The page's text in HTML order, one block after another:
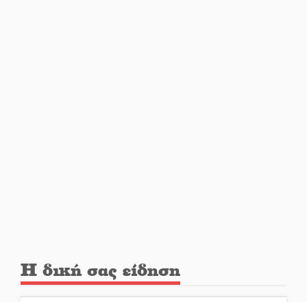
Οδύνη στην Απιδιά για τον χαμό
Η δική σας είδηση